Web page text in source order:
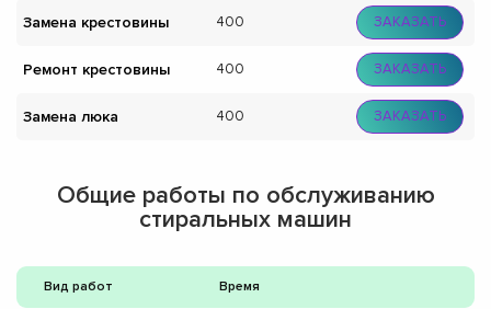
Замена крестовины 400 ЗАКАЗАТЬ
Ремонт крестовины 400 ЗАКАЗАТЬ
Замена люка 400 ЗАКАЗАТЬ
Общие работы по обслуживанию
стиральных машин
Вид работ Время